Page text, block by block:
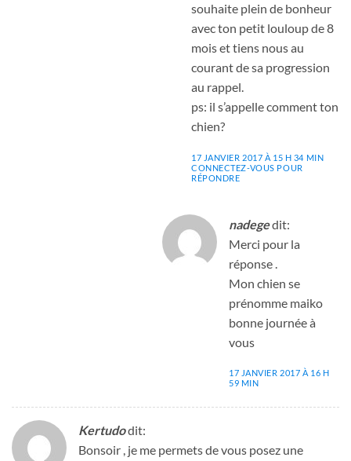
souhaite plein de bonheur
avec ton petit louloup de 8
mois et tiens nous au
courant de sa progression
au rappel.
ps: il s’appelle comment ton
chien?
17 JANVIER 2017 À 15 H 34 MIN
CONNECTEZ-VOUS POUR
RÉPONDRE
nadegedit:
Merci pour la
réponse .
Mon chien se
prénomme maiko
bonne journée à
vous
17 JANVIER 2017 À 16 H
59 MIN
Kertudodit:
Bonsoir , je me permets de vous posez une